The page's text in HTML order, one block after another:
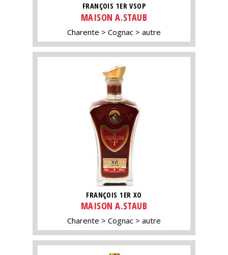
FRANÇOIS 1ER VSOP
MAISON A.STAUB
Charente Cognac autre
FRANÇOIS 1ER XO
MAISON A.STAUB
Charente Cognac autre